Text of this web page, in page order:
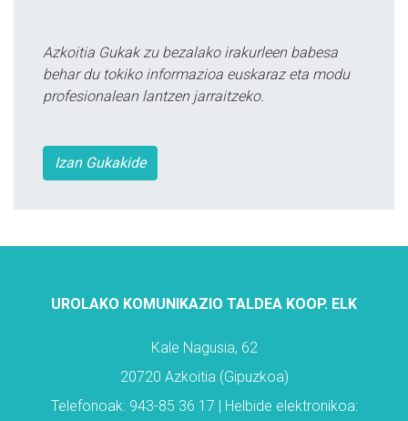
Azkoitia Gukak zu bezalako irakurleen babesa
behar du tokiko informazioa euskaraz eta modu
profesionalean lantzen jarraitzeko.
Izan Gukakide
UROLAKO KOMUNIKAZIO TALDEA KOOP. ELK
Kale Nagusia, 62
20720 Azkoitia (Gipuzkoa)
Telefonoak: 943-85 36 17 | Helbide elektronikoa: